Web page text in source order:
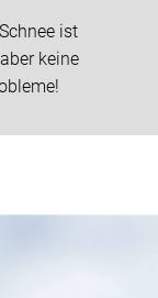
ist
keine